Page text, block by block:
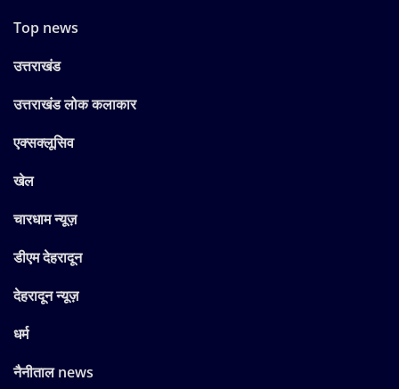
Top news
उत्तराखंड
उत्तराखंड लोक कलाकार
एक्सक्लूसिव
खेल
चारधाम न्यूज़
डीएम देहरादून
देहरादून न्यूज़
धर्म
नैनीताल news